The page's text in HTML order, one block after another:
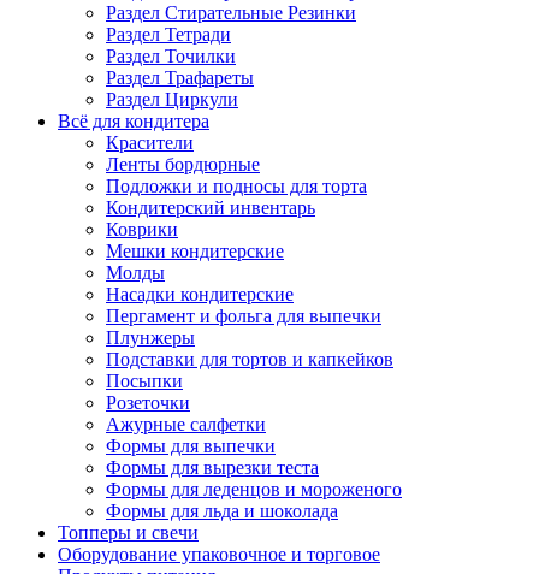
Раздел Стирательные Резинки
Раздел Тетради
Раздел Точилки
Раздел Трафареты
Раздел Циркули
Всё для кондитера
Красители
Ленты бордюрные
Подложки и подносы для торта
Кондитерский инвентарь
Коврики
Мешки кондитерские
Молды
Насадки кондитерские
Пергамент и фольга для выпечки
Плунжеры
Подставки для тортов и капкейков
Посыпки
Розеточки
Ажурные салфетки
Формы для выпечки
Формы для вырезки теста
Формы для леденцов и мороженого
Формы для льда и шоколада
Топперы и свечи
Оборудование упаковочное и торговое